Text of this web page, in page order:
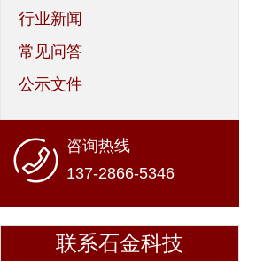
行业新闻
常见问答
公示文件
咨询热线
137-2866-5346
联系石金科技